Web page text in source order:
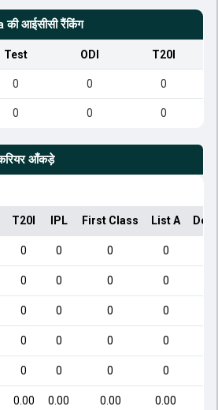
की आईसीसी रैंकिंग
Test ODI T20I
0 0 0
0 0 0
आँकड़े
T20I IPL First Class List A
0 0 0 0
0 0 0 0
0 0 0 0
0 0 0 0
0 0 0 0
0.00 0.00 0.00 0.00